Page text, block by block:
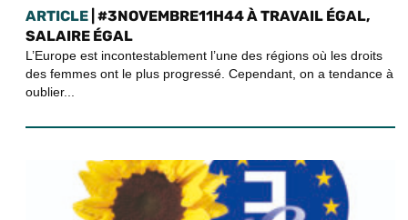
ARTICLE | #3NOVEMBRE11H44 À TRAVAIL ÉGAL,
SALAIRE ÉGAL
L’Europe est incontestablement l’une des régions où les droits
des femmes ont le plus progressé. Cependant, on a tendance à
oublier...